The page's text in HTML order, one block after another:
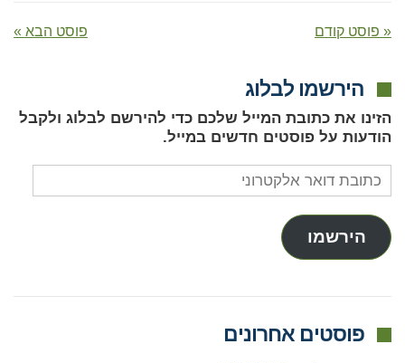
« פוסט קודם פוסט הבא »
הירשמו לבלוג
הזינו את כתובת המייל שלכם כדי להירשם לבלוג ולקבל
הודעות על פוסטים חדשים במייל.
כתובת
דואר
אלקטרוני
הירשמו
פוסטים אחרונים